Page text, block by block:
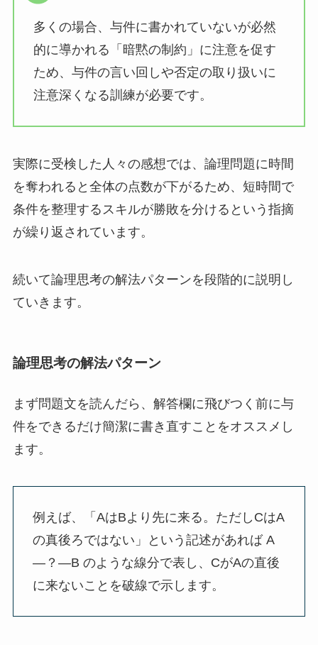
多くの場合、与件に書かれていないが必然
的に導かれる「暗黙の制約」に注意を促す
ため、与件の言い回しや否定の取り扱いに
注意深くなる訓練が必要です。
実際に受検した人々の感想では、論理問題に時間
を奪われると全体の点数が下がるため、短時間で
条件を整理するスキルが勝敗を分けるという指摘
が繰り返されています。
続いて論理思考の解法パターンを段階的に説明し
ていきます。
論理思考の解法パターン
まず問題文を読んだら、解答欄に飛びつく前に与
件をできるだけ簡潔に書き直すことをオススメし
ます。
例えば、「AはBより先に来る。ただしCはA
の真後ろではない」という記述があれば A
—？—B のような線分で表し、CがAの直後
に来ないことを破線で示します。